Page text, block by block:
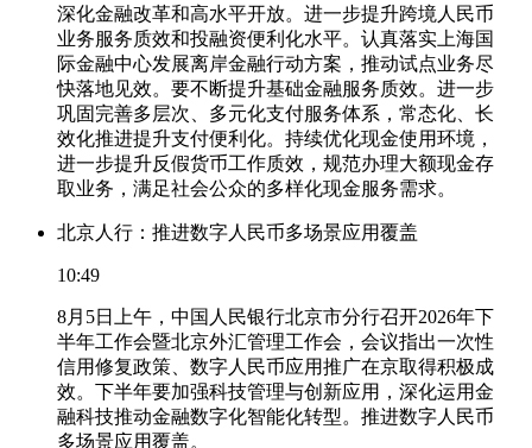
深化金融改革和高水平开放。进一步提升跨境人民币
业务服务质效和投融资便利化水平。认真落实上海国
际金融中心发展离岸金融行动方案，推动试点业务尽
快落地见效。要不断提升基础金融服务质效。进一步
巩固完善多层次、多元化支付服务体系，常态化、长
效化推进提升支付便利化。持续优化现金使用环境，
进一步提升反假货币工作质效，规范办理大额现金存
取业务，满足社会公众的多样化现金服务需求。
北京人行：推进数字人民币多场景应用覆盖
10:49
8月5日上午，中国人民银行北京市分行召开2026年下
半年工作会暨北京外汇管理工作会，会议指出一次性
信用修复政策、数字人民币应用推广在京取得积极成
效。下半年要加强科技管理与创新应用，深化运用金
融科技推动金融数字化智能化转型。推进数字人民币
多场景应用覆盖。